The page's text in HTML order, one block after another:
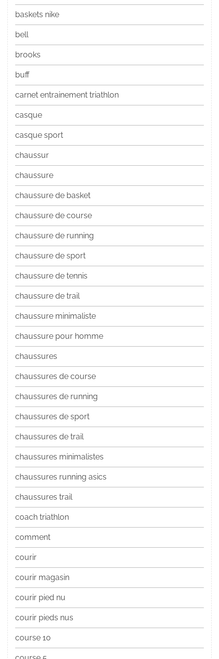
baskets nike
bell
brooks
buff
carnet entrainement triathlon
casque
casque sport
chaussur
chaussure
chaussure de basket
chaussure de course
chaussure de running
chaussure de sport
chaussure de tennis
chaussure de trail
chaussure minimaliste
chaussure pour homme
chaussures
chaussures de course
chaussures de running
chaussures de sport
chaussures de trail
chaussures minimalistes
chaussures running asics
chaussures trail
coach triathlon
comment
courir
courir magasin
courir pied nu
courir pieds nus
course 10